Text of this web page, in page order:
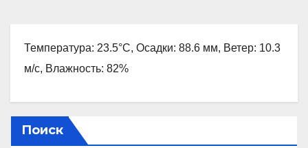
Температура: 23.5°C, Осадки: 88.6 мм, Ветер: 10.3
м/с, Влажность: 82%
Поиск